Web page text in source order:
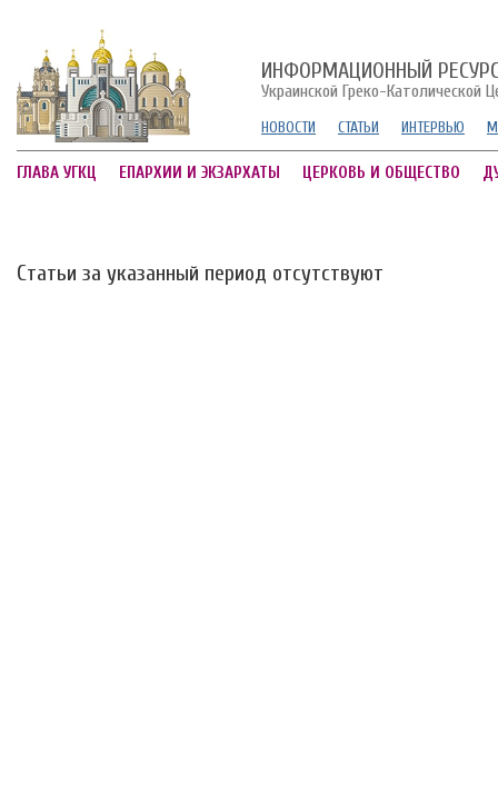
ИНФОРМАЦИОННЫЙ
Украинской Греко-Католической
НОВОСТИ СТАТЬИ ИНТЕРВЬЮ
ГЛАВА УГКЦ ЕПАРХИИ И ЭКЗАРХАТЫ ЦЕРКОВЬ И ОБЩЕСТВО
Статьи за указанный период отсутствуют